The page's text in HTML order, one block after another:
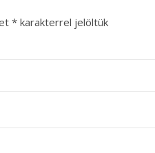
* karakterrel jelöltük